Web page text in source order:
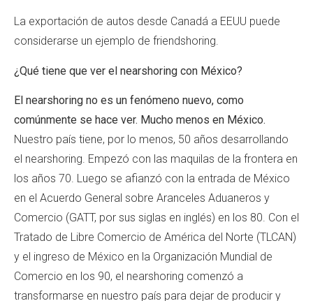
La exportación de autos desde Canadá a EEUU puede
considerarse un ejemplo de friendshoring.
¿Qué tiene que ver el nearshoring con México?
El nearshoring no es un fenómeno nuevo, como
comúnmente se hace ver. Mucho menos en México.
Nuestro país tiene, por lo menos, 50 años desarrollando
el nearshoring. Empezó con las maquilas de la frontera en
los años 70. Luego se afianzó con la entrada de México
en el Acuerdo General sobre Aranceles Aduaneros y
Comercio (GATT, por sus siglas en inglés) en los 80. Con el
Tratado de Libre Comercio de América del Norte (TLCAN)
y el ingreso de México en la Organización Mundial de
Comercio en los 90, el nearshoring comenzó a
transformarse en nuestro país para dejar de producir y